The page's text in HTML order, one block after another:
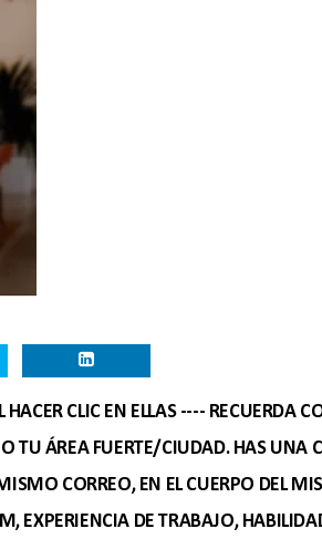
CLIC EN ELLAS ---- RECUERDA
TU ÁREA FUERTE/CIUDAD. HAS UNA
CORREO, EN EL CUERPO DEL
EXPERIENCIA DE TRABAJO,